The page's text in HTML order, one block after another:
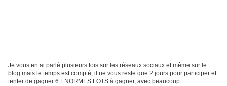
Je vous en ai parlé plusieurs fois sur les réseaux sociaux et même sur le
blog mais le temps est compté, il ne vous reste que 2 jours pour participer et
tenter de gagner 6 ENORMES LOTS à gagner, avec beaucoup